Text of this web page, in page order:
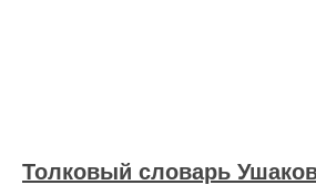
Толковый словарь